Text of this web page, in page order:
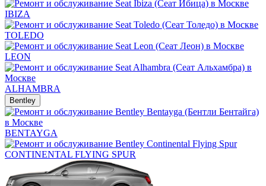
IBIZA
TOLEDO
LEON
ALHAMBRA
Bentley
BENTAYGA
CONTINENTAL FLYING SPUR